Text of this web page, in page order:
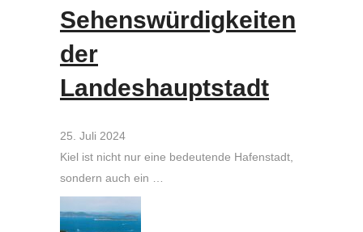
Sehenswürdigkeiten
der
Landeshauptstadt
25. Juli 2024
Kiel ist nicht nur eine bedeutende Hafenstadt,
sondern auch ein …